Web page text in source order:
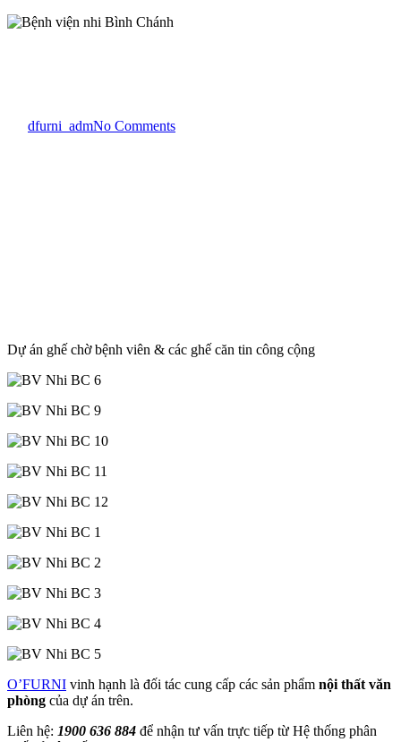
dfurni_admNo Comments
Dự án ghế chờ bệnh viên & các ghế căn tin công cộng
O’FURNI vinh hạnh là đối tác cung cấp các sản phẩm nội thất văn
phòng của dự án trên.
Liên hệ: 1900 636 884 để nhận tư vấn trực tiếp từ Hệ thống phân